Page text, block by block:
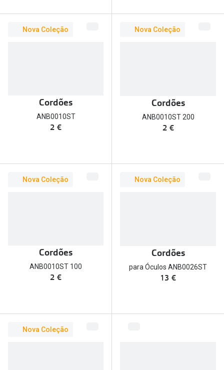
Nova Coleção
Cordões
ANB0010ST
2 €
Nova Coleção
Cordões
ANB0010ST 200
2 €
Nova Coleção
Cordões
ANB0010ST 100
2 €
Nova Coleção
Cordões
para Óculos ANB0026ST
13 €
Nova Coleção